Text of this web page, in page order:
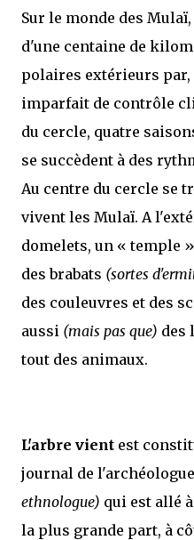
Sur le monde des
d'une centaine de
polaires extérieurs par,
imparfait de contrôle
du cercle, quatre
se succèdent à des
Au centre du cercle se
vivent les Mulaï. A
domelets, un « temple
des brabats (sortes
des couleuvres et des
aussi (mais pas que) des
tout des animaux.
L'arbre vient est
journal de l'archéologue
ethnologue) qui est allé
la plus grande part, à